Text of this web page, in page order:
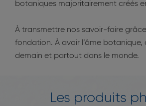
botaniques majoritairement créés
À transmettre nos savoir-faire
fondation. À avoir l’âme botanique,
demain et partout dans le monde.
Les produits